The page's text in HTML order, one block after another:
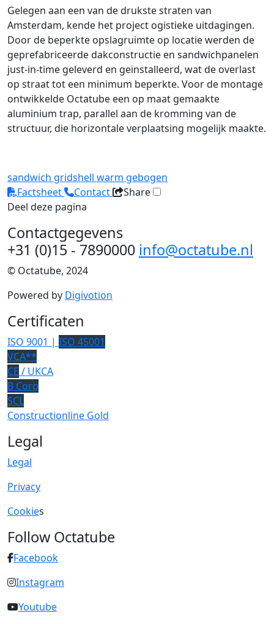
Gelegen aan een van de drukste straten van
Amsterdam, kende het project ogistieke uitdagingen.
Door de beperkte opslagruimte op locatie werden de
geprefabriceerde dakconstructie en sandwichpanelen
just-in-time geleverd en geïnstalleerd, wat de overlast
op straat tot een minimum beperkte. Voor de montage
ontwikkelde Octatube een op maat gemaakte
aluminium trap, parallel aan de kromming van de
structuur, die horizontale verplaatsing mogelijk maakte.
sandwich gridshell warm gebogen
Factsheet
Contact
Share
Deel deze pagina
Contactgegevens
+31 (0)15 - 7890000 info@octatube.nl
© Octatube, 2024
Powered by Digivotion
Certificaten
ISO 9001 | ISO 45001
VCA**
CE / UKCA
B Corp
SCL
Constructionline Gold
Legal
Legal
Privacy
Cookies
Follow Octatube
Facebook
Instagram
Youtube